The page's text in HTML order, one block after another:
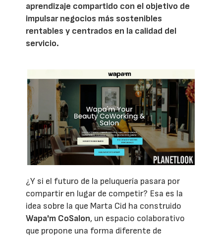
aprendizaje compartido con el objetivo de
impulsar negocios más sostenibles
rentables y centrados en la calidad del
servicio.
¿Y si el futuro de la peluquería pasara por
compartir en lugar de competir? Esa es la
idea sobre la que Marta Cid ha construido
Wapa'm CoSalon, un espacio colaborativo
que propone una forma diferente de